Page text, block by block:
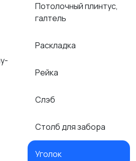
Потолочный плинтус,
галтель
Раскладка
Рейка
Слэб
Столб для забора
Уголок